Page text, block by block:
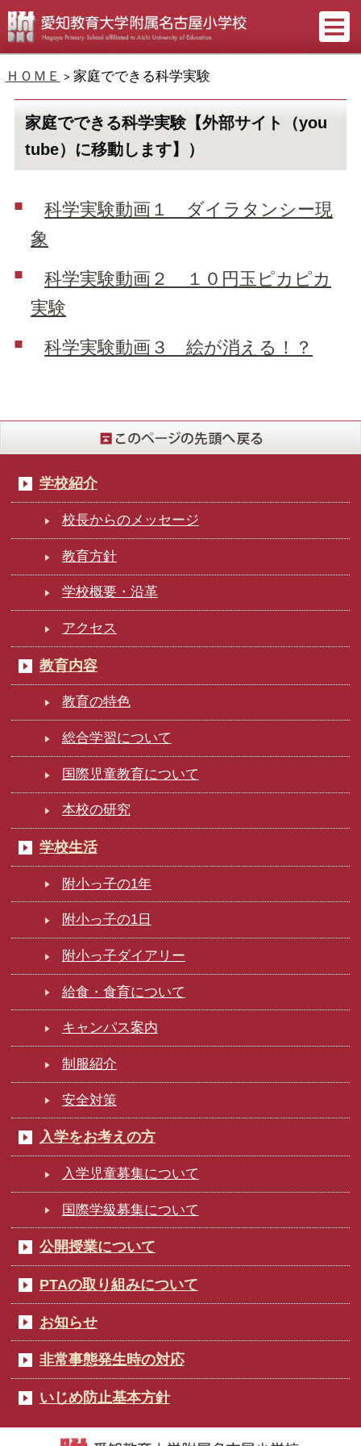
ＨＯＭＥ > 家庭でできる科学実験
家庭でできる科学実験【外部サイト（you
tube）に移動します】）
科学実験動画１ ダイラタンシー現
象
科学実験動画２ １０円玉ピカピカ
実験
科学実験動画３ 絵が消える！？
学校紹介
校長からのメッセージ
教育方針
学校概要・沿革
アクセス
教育内容
教育の特色
総合学習について
国際児童教育について
本校の研究
学校生活
附小っ子の1年
附小っ子の1日
附小っ子ダイアリー
給食・食育について
キャンパス案内
制服紹介
安全対策
入学をお考えの方
入学児童募集について
国際学級募集について
公開授業について
PTAの取り組みについて
お知らせ
非常事態発生時の対応
いじめ防止基本方針